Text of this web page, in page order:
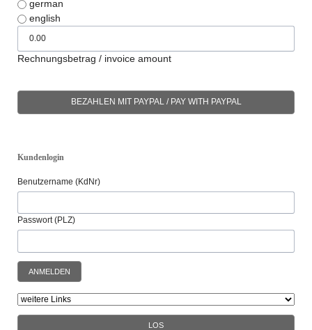
german
english
Rechnungsbetrag / invoice amount
Kundenlogin
Benutzername (KdNr)
Passwort (PLZ)
ANMELDEN
LOS